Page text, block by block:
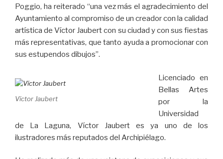
Poggio, ha reiterado “una vez más el agradecimiento del
Ayuntamiento al compromiso de un creador con la calidad
artística de Víctor Jaubert con su ciudad y con sus fiestas
más representativas, que tanto ayuda a promocionar con
sus estupendos dibujos”.
Víctor Jaubert
Licenciado en
Bellas Artes
por la
Universidad
de La Laguna, Víctor Jaubert es ya uno de los
ilustradores más reputados del Archipiélago.